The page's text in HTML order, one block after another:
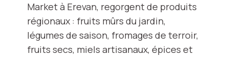
Market à Erevan, regorgent de produits
régionaux : fruits mûrs du jardin,
légumes de saison, fromages de terroir,
fruits secs, miels artisanaux, épices et